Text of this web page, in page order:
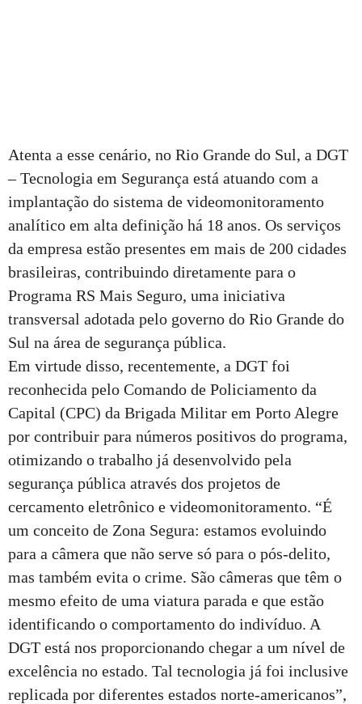
Atenta a esse cenário, no Rio Grande do Sul, a DGT
– Tecnologia em Segurança está atuando com a
implantação do sistema de videomonitoramento
analítico em alta definição há 18 anos. Os serviços
da empresa estão presentes em mais de 200 cidades
brasileiras, contribuindo diretamente para o
Programa RS Mais Seguro, uma iniciativa
transversal adotada pelo governo do Rio Grande do
Sul na área de segurança pública.
Em virtude disso, recentemente, a DGT foi
reconhecida pelo Comando de Policiamento da
Capital (CPC) da Brigada Militar em Porto Alegre
por contribuir para números positivos do programa,
otimizando o trabalho já desenvolvido pela
segurança pública através dos projetos de
cercamento eletrônico e videomonitoramento. “É
um conceito de Zona Segura: estamos evoluindo
para a câmera que não serve só para o pós-delito,
mas também evita o crime. São câmeras que têm o
mesmo efeito de uma viatura parada e que estão
identificando o comportamento do indivíduo. A
DGT está nos proporcionando chegar a um nível de
excelência no estado. Tal tecnologia já foi inclusive
replicada por diferentes estados norte-americanos”,